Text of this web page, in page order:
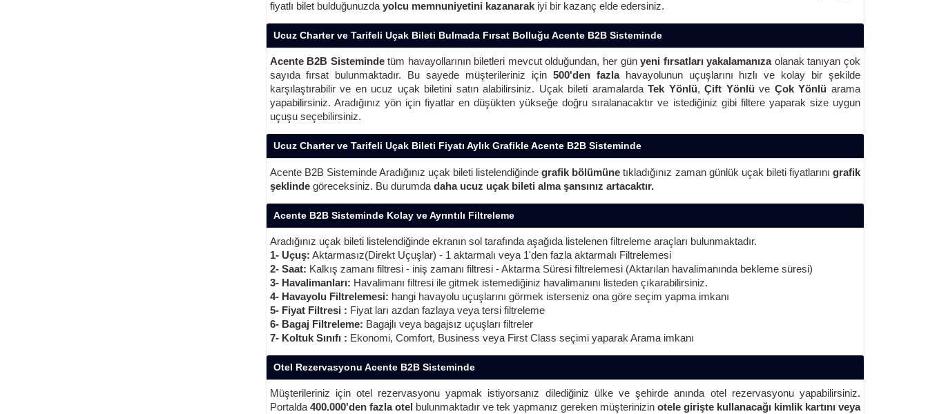
fiyatlı bilet bulduğunuzdayolcu memnuniyetini kazanarakiyi bir kazanç elde edersiniz.
Ucuz Charter ve Tarifeli Uçak Bileti Bulmada Fırsat Bolluğu Acente B2B Sisteminde
Acente B2B Sistemindetüm havayollarının biletleri mevcut olduğundan, her günyeni fırsatları yakalamanızaolanak tanıyan çok
sayıda fırsat bulunmaktadır. Bu sayede müşterileriniz için 500'den fazlahavayolunun uçuşlarını hızlı ve kolay bir şekilde
karşılaştırabilir ve en ucuz uçak biletini satın alabilirsiniz. Uçak bileti aramalardaTek Yönlü,Çift Yönlüve Çok Yönlü arama
yapabilirsiniz. Aradığınız yön için fiyatlar en düşükten yükseğe doğru sıralanacaktır ve istediğiniz gibi filtere yaparak size uygun
uçuşu seçebilirsiniz.
Ucuz Charter ve Tarifeli Uçak Bileti Fiyatı Aylık Grafikle Acente B2B Sisteminde
Acente B2B Sisteminde Aradığınız uçak bileti listelendiğindegrafik bölümüne tıkladığınız zaman günlük uçak bileti fiyatlarınıgrafik
şeklindegöreceksiniz. Bu durumda daha ucuz uçak bileti alma şansınız artacaktır.
Acente B2B Sisteminde Kolay ve Ayrıntılı Filtreleme
Aradığınız uçak bileti listelendiğinde ekranın sol tarafında aşağıda listelenen filtreleme araçları bulunmaktadır.
1- Uçuş: Aktarmasız(Direkt Uçuşlar) - 1 aktarmalı veya 1'den fazla aktarmalı Filtrelemesi
2- Saat: Kalkış zamanı filtresi - iniş zamanı filtresi - Aktarma Süresi filtrelemesi (Aktarılan havalimanında bekleme süresi)
3- Havalimanları: Havalimanı filtresi ile gitmek istemediğiniz havalimanını listeden çıkarabilirsiniz.
4- Havayolu Filtrelemesi: hangi havayolu uçuşlarını görmek isterseniz ona göre seçim yapma imkanı
5- Fiyat Filtresi : Fiyat ları azdan fazlaya veya tersi filtreleme
6- Bagaj Filtreleme: Bagajlı veya bagajsız uçuşları filtreler
7- Koltuk Sınıfı : Ekonomi, Comfort, Business veya First Class seçimi yaparak Arama imkanı
Otel Rezervasyonu Acente B2B Sisteminde
Müşterileriniz için otel rezervasyonu yapmak istiyorsanız dilediğiniz ülke ve şehirde anında otel rezervasyonu yapabilirsiniz.
Portalda 400.000'den fazla otel bulunmaktadır ve tek yapmanız gereken müşterinizin otele girişte kullanacağı kimlik kartını veya